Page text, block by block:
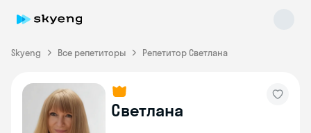
Skyeng Все репетиторы Репетитор Светлана
Светлана
Skyeng Chat
online